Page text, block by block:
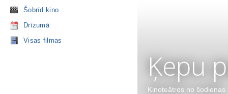
Šobrīd kino
Drīzumā
Visas filmas
Ķepu
Kinoteātros no šodienas